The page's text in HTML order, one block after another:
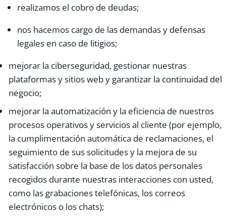
realizamos el cobro de deudas;
nos hacemos cargo de las demandas y defensas
legales en caso de litigios;
mejorar la ciberseguridad, gestionar nuestras
plataformas y sitios web y garantizar la continuidad del
negocio;
mejorar la automatización y la eficiencia de nuestros
procesos operativos y servicios al cliente (por ejemplo,
la cumplimentación automática de reclamaciones, el
seguimiento de sus solicitudes y la mejora de su
satisfacción sobre la base de los datos personales
recogidos durante nuestras interacciones con usted,
como las grabaciones telefónicas, los correos
electrónicos o los chats);